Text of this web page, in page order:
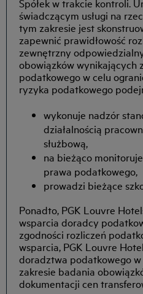
Spółek w trakcie kontroli.
świadczącym usługi na
tym zakresie jest
zapewnić prawidłowość
zewnętrzny
obowiązków wynikających
podatkowego w celu
ryzyka podatkowego
wykonuje nadzór
działalnością
służbową,
na bieżąco
prawa podatkowego,
prowadzi bieżące
Ponadto, PGK Louvre
wsparcia doradcy
zgodności rozliczeń
wsparcia, PGK Louvre
doradztwa podatkowego
zakresie badania
dokumentacji cen